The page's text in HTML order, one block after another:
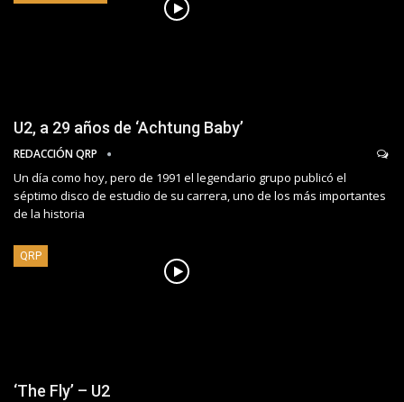
U2, a 29 años de ‘Achtung Baby’
REDACCIÓN QRP
Un día como hoy, pero de 1991 el legendario grupo publicó el
séptimo disco de estudio de su carrera, uno de los más importantes
de la historia
QRP
‘The Fly’ – U2